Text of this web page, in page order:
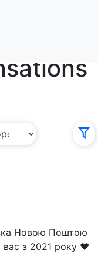
без
Новою Поштою
вас з 2021 року ❤️